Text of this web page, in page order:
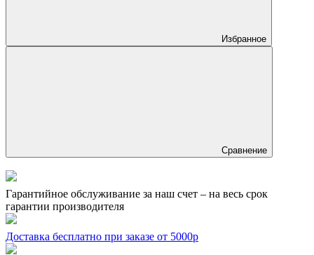
Избранное
Сравнение
Гарантийное обслуживание за наш счет – на весь срок
гарантии производителя
Доставка бесплатно при заказе от 5000р